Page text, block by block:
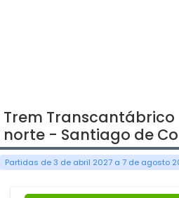
Trem Transcantábrico
norte - Santiago de
Partidas de 3 de abril 2027 a 7 de agosto